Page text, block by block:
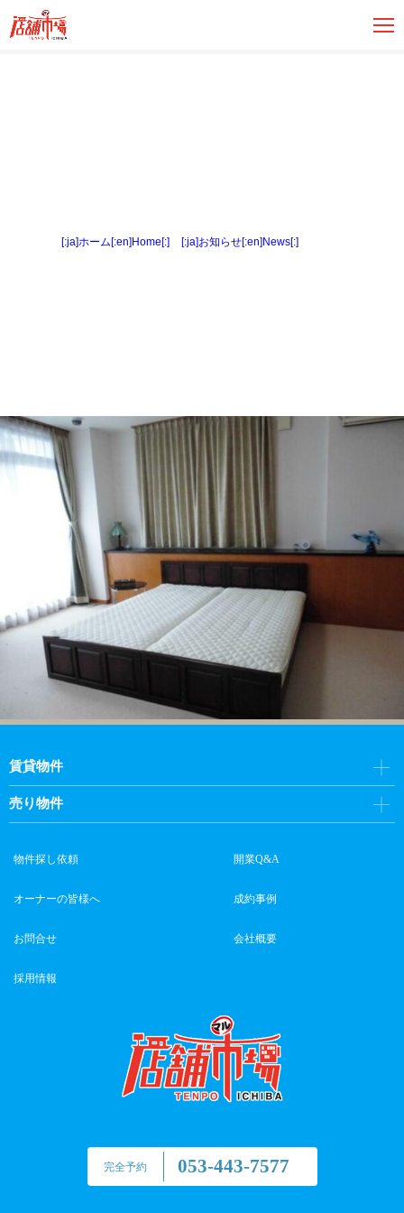
[:ja]ホーム[:en]Home[:] [:ja]お知らせ[:en]News[:]
完全予約 053-443-7577
賃貸物件
売り物件
物件探し依頼 開業Q&A
オーナーの皆様へ 成約事例
お問合せ 会社概要
採用情報